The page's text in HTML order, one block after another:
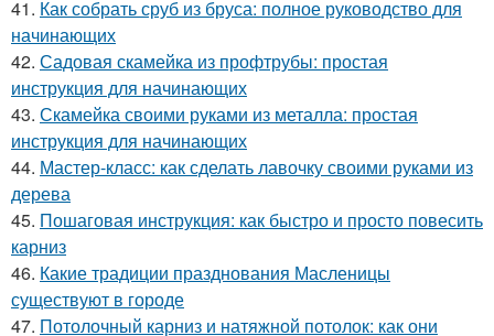
41. Как собрать сруб из бруса: полное руководство для
начинающих
42. Садовая скамейка из профтрубы: простая
инструкция для начинающих
43. Скамейка своими руками из металла: простая
инструкция для начинающих
44. Мастер-класс: как сделать лавочку своими руками из
дерева
45. Пошаговая инструкция: как быстро и просто повесить
карниз
46. Какие традиции празднования Масленицы
существуют в городе
47. Потолочный карниз и натяжной потолок: как они